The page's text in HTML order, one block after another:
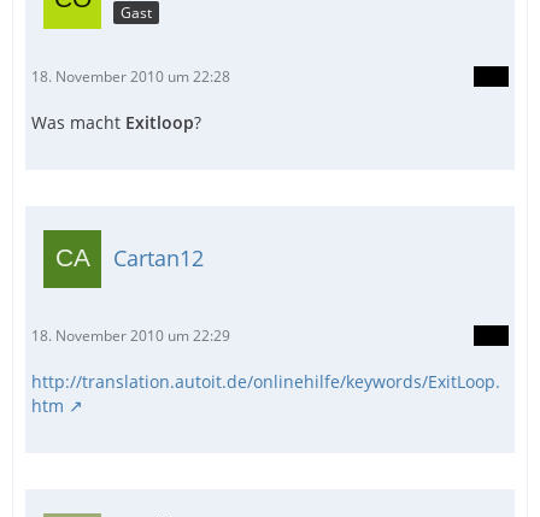
Gast
18. November 2010 um 22:28
Was macht Exitloop?
Cartan12
18. November 2010 um 22:29
http://translation.autoit.de/onlinehilfe/keywords/ExitLoop.
htm